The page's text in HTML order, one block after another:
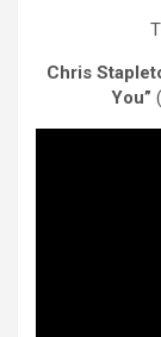
Chris
You”